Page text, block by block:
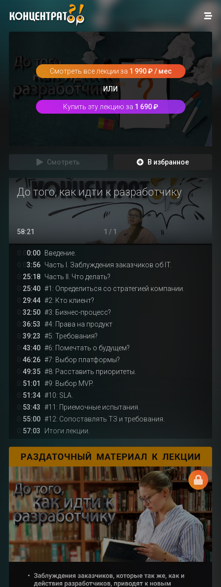
Смотреть все лекции за 1 990 ₽ / мес
ИЛИ
Купить эту лекцию за 1 690 ₽
Смотреть В избранное
До того, как идти к разработчику
58:21 1 / 1
0:00 Введение.
3:56 Часть I. Заблуждения заказчиков об IT.
25:18 Часть II. Что делать?
25:40 #1: Определиться со стратегией компании.
29:44 #2: Кто клиент?
32:50 #3: Бизнес-процесс?
36:53 #4: Права на продукт
39:23 #5: Требования?
43:40 #6: Помечтать о будущем?
46:26 #7: Выбор платформы?
49:35 #8: Расставить приоритеты.
51:01
#9: Выбор MVP.
51:34 #10: SLA.
53:43 #11: Приемочные испытания.
55:00 #12: Сопоставлять ТЗ и требования.
57:03 Итоги лекции.